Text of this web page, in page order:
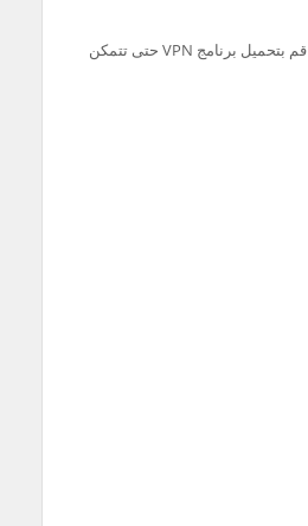
تم حظر سيرفر Ok.ru في السعودية لذلك من لا يعمل معه الفيديو رجاء قم بتحميل برنامج VPN حتى تتمكن